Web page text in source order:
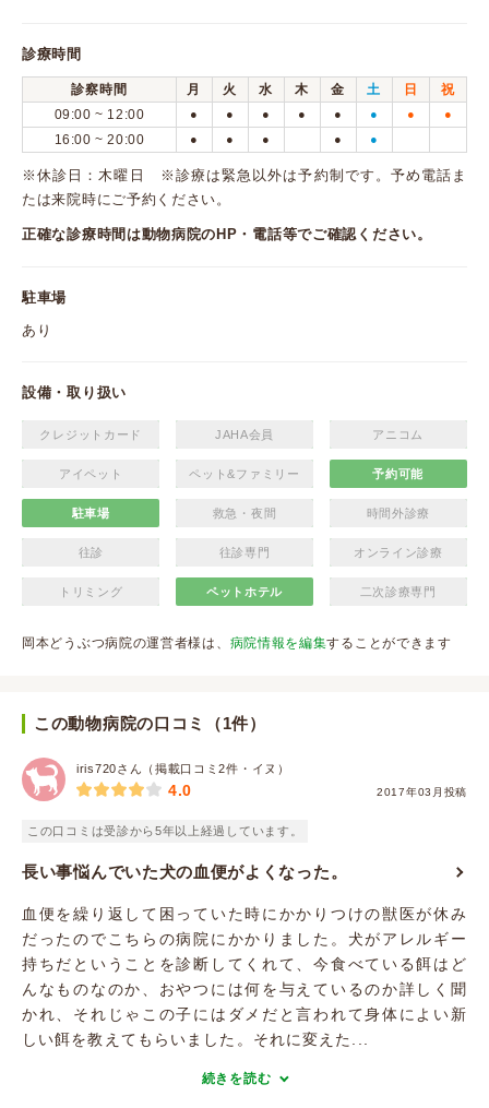
診療時間
診察時間 月 火 水 木 金 土 日
祝
09:00 ~ 12:00
● ● ● ● ● ● ● ●
16:00 ~ 20:00 ● ● ● ● ●
※休診日：木曜日 ※診療は緊急以外は予約制です。予め電話ま
たは来院時にご予約ください。
正確な診療時間は動物病院のHP・電話等でご確認ください。
駐車場
あり
設備・取り扱い
クレジットカード JAHA会員 アニコム
アイペット ペット&ファミリー 予約可能
駐車場 救急・夜間 時間外診療
往診 往診専門 オンライン診療
トリミング ペットホテル 二次診療専門
岡本どうぶつ病院の運営者様は、 病院情報を編集することができます
この動物病院の口コミ（1件）
iris720さん（掲載口コミ2件・イヌ）
2017年03月投稿
4.0
この口コミは受診から5年以上経過しています。
長い事悩んでいた犬の血便がよくなった。
血便を繰り返して困っていた時にかかりつけの獣医が休み
だったのでこちらの病院にかかりました。犬がアレルギー
持ちだということを診断してくれて、今食べている餌はど
んなものなのか、おやつには何を与えているのか詳しく聞
かれ、それじゃこの子にはダメだと言われて身体によい新
しい餌を教えてもらいました。それに変えた...
続きを読む